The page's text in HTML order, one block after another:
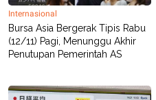
Internasional
Bursa Asia Bergerak Tipis Rabu
(12/11) Pagi, Menunggu Akhir
Penutupan Pemerintah AS